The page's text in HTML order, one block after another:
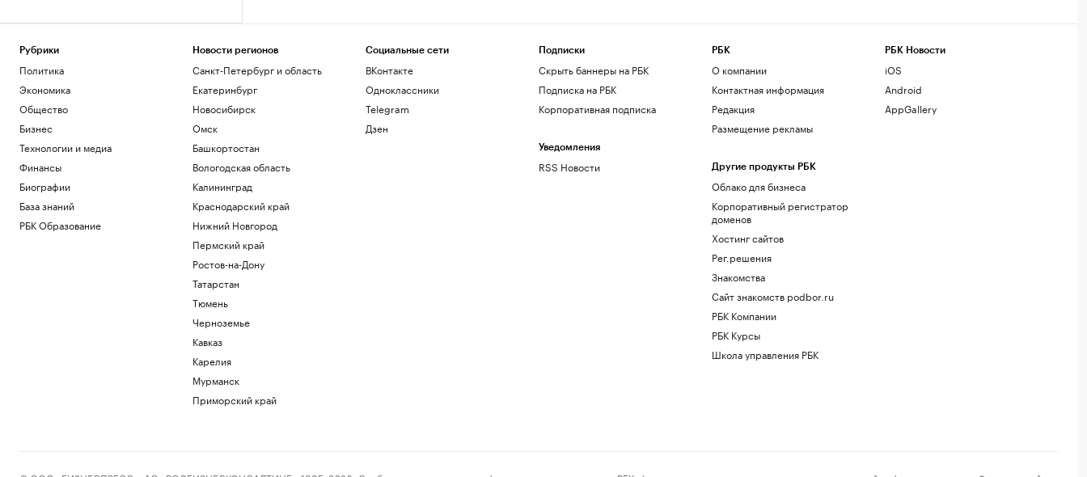
Рубрики
Политика
Экономика
Общество
Бизнес
Технологии и медиа
Финансы
Биографии
База знаний
РБК Образование
Новости регионов
Санкт-Петербург и область
Екатеринбург
Новосибирск
Омск
Башкортостан
Вологодская область
Калининград
Краснодарский край
Нижний Новгород
Пермский край
Ростов-на-Дону
Татарстан
Тюмень
Черноземье
Кавказ
Карелия
Мурманск
Приморский край
Социальные сети
ВКонтакте
Одноклассники
Telegram
Дзен
Подписки
Скрыть баннеры на РБК
Подписка на РБК
Корпоративная подписка
Уведомления
RSS Новости
РБК
О компании
Контактная информация
Редакция
Размещение рекламы
Другие продукты РБК
Облако для бизнеса
Корпоративный регистратор
доменов
Хостинг сайтов
Рег.решения
Знакомства
Сайт знакомств podbor.ru
РБК Компании
РБК Курсы
Школа управления РБК
РБК Новости
iOS
Android
AppGallery